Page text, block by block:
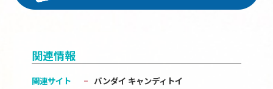
関連情報
関連サイト
バンダイ キャンディトイ